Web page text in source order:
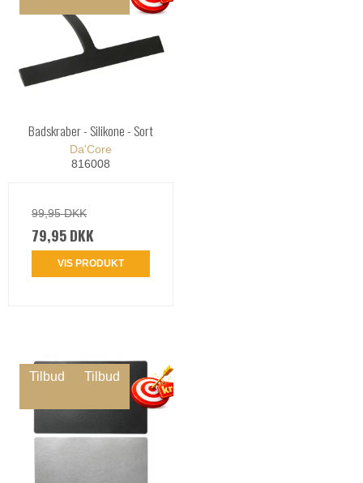
Badskraber - Silikone - Sort
Da'Core
816008
99,95 DKK
79,95 DKK
VIS PRODUKT
Tilbud Tilbud